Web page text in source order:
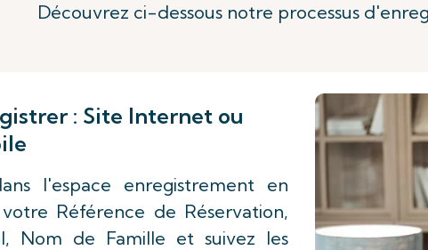
Découvrez ci-dessous notre processus
: Site Internet ou
l'espace enregistrement en
Référence de Réservation,
Nom de Famille et suivez les